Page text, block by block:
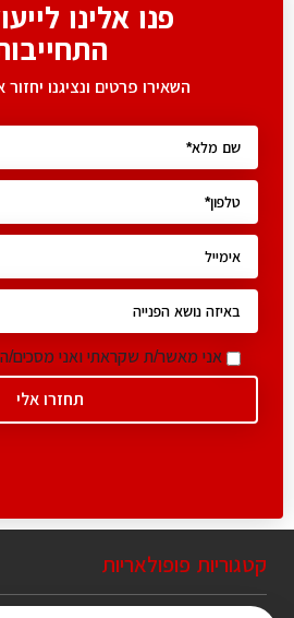
פנו אלינו
השאירו פרטים ונציגנו
אני מאשר/ת שקראתי ואני מסכים/
קטגוריות פופולאריות